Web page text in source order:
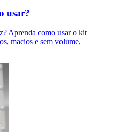
usar?
Aprenda como usar o kit
macios e sem volume,